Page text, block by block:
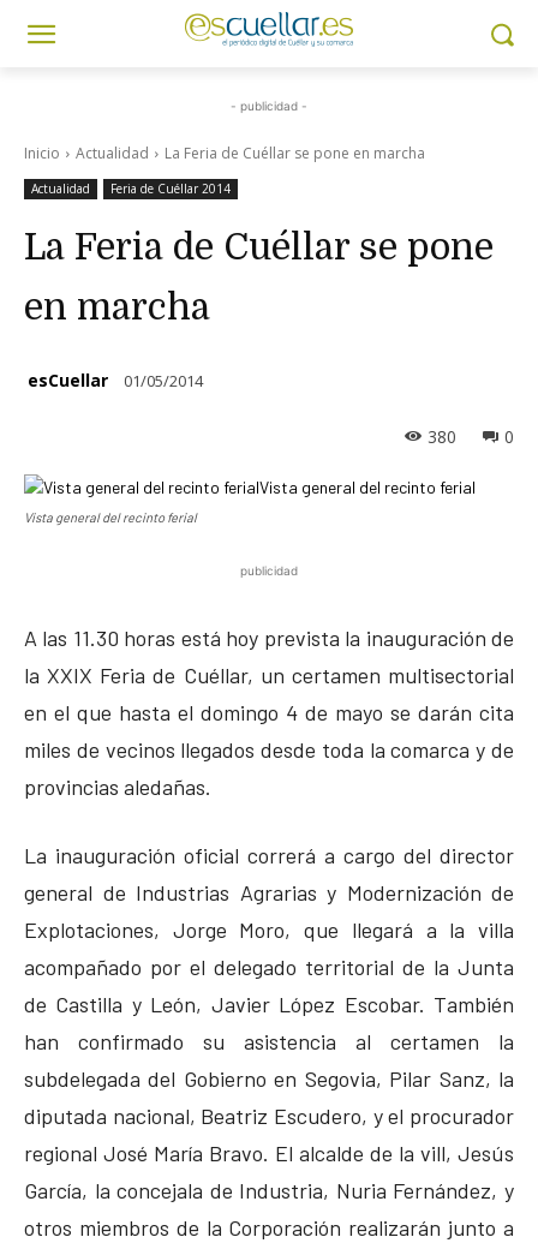
- publicidad -
Inicio Actualidad La Feria de Cuéllar se pone en marcha
Actualidad Feria de Cuéllar 2014
La Feria de Cuéllar se pone
en marcha
esCuellar 01/05/2014
0
380
Vista general del recinto ferial
publicidad
A las 11.30 horas está hoy prevista la inauguración de
la XXIX Feria de Cuéllar, un certamen multisectorial
en el que hasta el domingo 4 de mayo se darán cita
miles de vecinos llegados desde toda la comarca y de
provincias aledañas.
La inauguración oficial correrá a cargo del director
general de Industrias Agrarias y Modernización de
Explotaciones, Jorge Moro, que llegará a la villa
acompañado por el delegado territorial de la Junta
de Castilla y León, Javier López Escobar. También
han confirmado su asistencia al certamen la
subdelegada del Gobierno en Segovia, Pilar Sanz, la
diputada nacional, Beatriz Escudero, y el procurador
regional José María Bravo. El alcalde de la vill, Jesús
García, la concejala de Industria, Nuria Fernández, y
otros miembros de la Corporación realizarán junto a